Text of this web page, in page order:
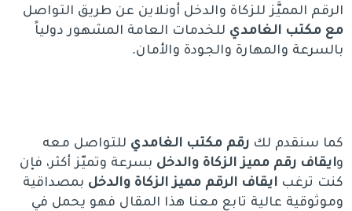
الرقم المميَّز للزكاة والدخل أونلاين عن طريق التواصل
مع مكتب الغامدي للخدمات العامة المشهور دولياً
بالسرعة والمهارة والجودة والأمان.
كما سنقدم لكرقم مكتب الغامدي للتواصل معه
وايقاف رقم مميز الزكاة والدخل بسرعة وتميّز أكثر، فإن
كنت ترغب ايقاف الرقم مميز الزكاة والدخل بمصداقية
وموثوقية عالية تابع معنا هذا المقال فهو يحمل في